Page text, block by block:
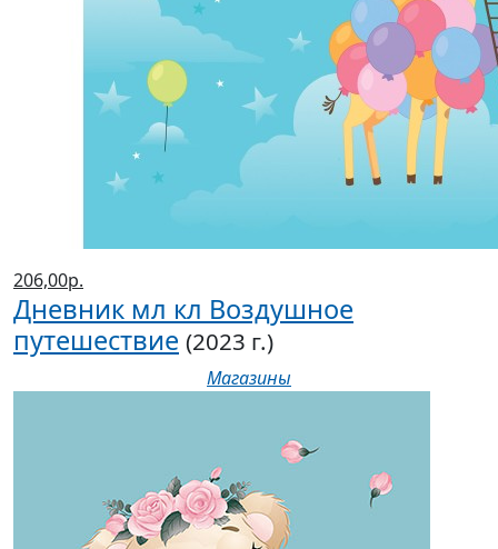
206,00р.
Дневник мл кл Воздушное
путешествие (2023 г.)
Магазины